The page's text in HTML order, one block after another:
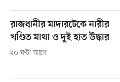
রাজধানীর মাদারটেকে নারীর
খণ্ডিত মাথা ও দুই হাত উদ্ধার
২০ ঘণ্টা আগে